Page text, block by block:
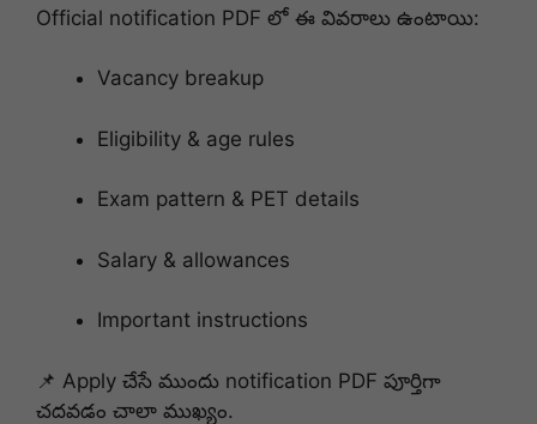
Official notification PDF లో ఈ వివరాలు ఉంటాయి:
Vacancy breakup
Eligibility & age rules
Exam pattern & PET details
Salary & allowances
Important instructions
📌 Apply చేసే ముందు notification PDF పూర్తిగా
చదవడం చాలా ముఖ్యం.